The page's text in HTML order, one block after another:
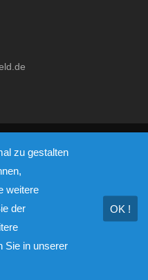
Grundschule
zu gestalten
weitere
der
Sie in unserer
OK !